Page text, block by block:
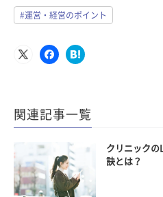
#運営・経営のポイント
関連記事一覧
クリニックの
訣とは？